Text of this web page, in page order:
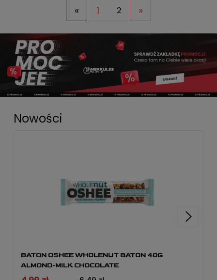
« 1 2 »
Nowości
BATON OSHEE WHOLENUT BATON 40G
ALMOND-MILK CHOCOLATE